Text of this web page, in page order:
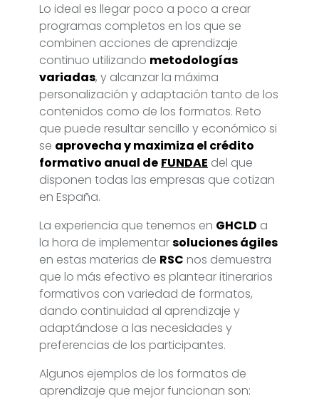
Lo ideal es llegar poco a poco a crear
programas completos en los que se
combinen acciones de aprendizaje
continuo utilizando metodologías
variadas, y alcanzar la máxima
personalización y adaptación tanto de los
contenidos como de los formatos. Reto
que puede resultar sencillo y económico si
se aprovecha y maximiza el crédito
formativo anual de FUNDAE del que
disponen todas las empresas que cotizan
en España.
La experiencia que tenemos en GHCLD a
la hora de implementarsoluciones ágiles
en estas materias de RSC nos demuestra
que lo más efectivo es plantear itinerarios
formativos con variedad de formatos,
dando continuidad al aprendizaje y
adaptándose a las necesidades y
preferencias de los participantes.
Algunos ejemplos de los formatos de
aprendizaje que mejor funcionan son: